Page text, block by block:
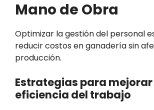
Mano de Obra
Optimizar la gestión del personal
reducir costos en ganadería sin
producción.
Estrategias para
eficiencia del trabajo